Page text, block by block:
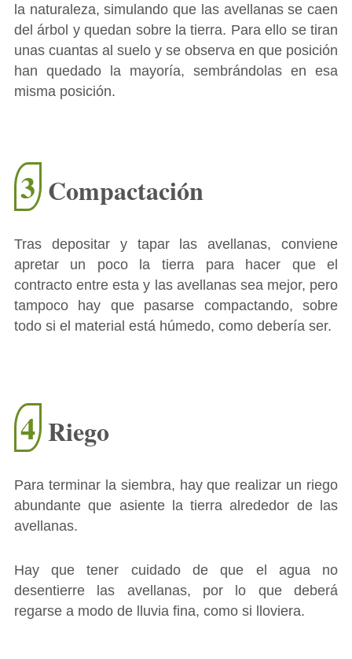
la naturaleza, simulando que las avellanas se caen
del árbol y quedan sobre la tierra. Para ello se tiran
unas cuantas al suelo y se observa en que posición
han quedado la mayoría, sembrándolas en esa
misma posición.
3Compactación
Tras depositar y tapar las avellanas, conviene
apretar un poco la tierra para hacer que el
contracto entre esta y las avellanas sea mejor, pero
tampoco hay que pasarse compactando, sobre
todo si el material está húmedo, como debería ser.
4Riego
Para terminar la siembra, hay que realizar un riego
abundante que asiente la tierra alrededor de las
avellanas.
Hay que tener cuidado de que el agua no
desentierre las avellanas, por lo que deberá
regarse a modo de lluvia fina, como si lloviera.